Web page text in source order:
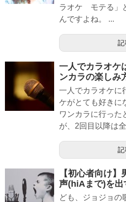
ラオケ モテる」
んですよね。 ...
記
一人でカラオケ
ンカラの楽しみ
一人でカラオケに
ケがとても好きに
ワンカラに行った
が、2回目以降は
記
【初心者向け
声(hiAまで)を出
ども、ジョジョの